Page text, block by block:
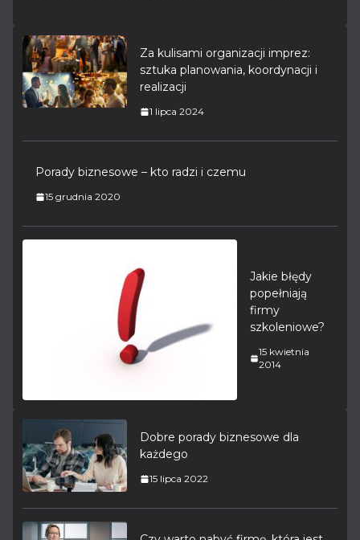
Za kulisami organizacji imprez:
sztuka planowania, koordynacji i
realizacji
1 lipca 2024
Porady biznesowe – kto radzi i czemu
15 grudnia 2020
Jakie błędy
popełniają
firmy
szkoleniowe?
15 kwietnia
2014
Dobre porady biznesowe dla
każdego
15 lipca 2022